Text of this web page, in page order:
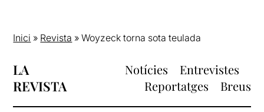
Inici » Revista »Woyzeck torna sota teulada
LA
REVISTA
Notícies
Entrevistes
Reportatges
Breus